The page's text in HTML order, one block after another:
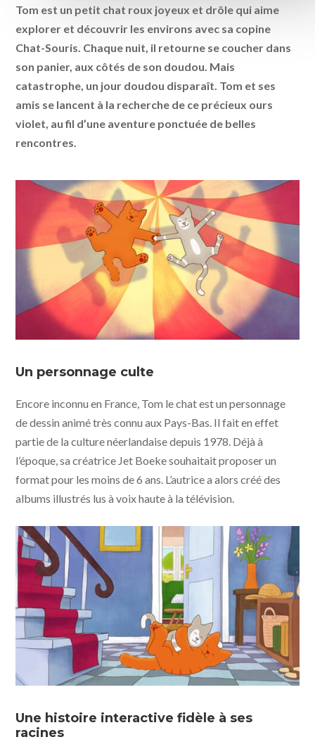
Tom est un petit chat roux joyeux et drôle qui aime
explorer et découvrir les environs avec sa copine
Chat-Souris. Chaque nuit, il retourne se coucher dans
son panier, aux côtés de son doudou. Mais
catastrophe, un jour doudou disparaît. Tom et ses
amis se lancent à la recherche de ce précieux ours
violet, au fil d’une aventure ponctuée de belles
rencontres.
Animation / Jet Boeke
Un personnage culte
Encore inconnu en France, Tom le chat est un personnage
de dessin animé très connu aux Pays-Bas. Il fait en effet
partie de la culture néerlandaise depuis 1978. Déjà à
l’époque, sa créatrice Jet Boeke souhaitait proposer un
format pour les moins de 6 ans. L’autrice a alors créé des
albums illustrés lus à voix haute à la télévision.
Animation / Jet Boeke
Une histoire interactive fidèle à ses
racines